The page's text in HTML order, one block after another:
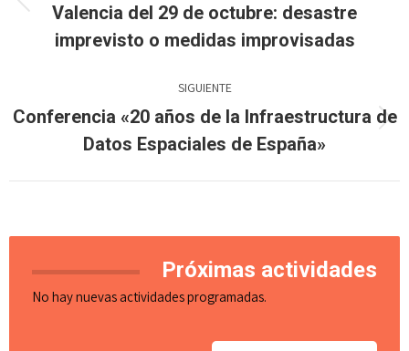
publicacionesPublicación
anterior:
Valencia del 29 de octubre: desastre
imprevisto o medidas improvisadas
SIGUIENTE
Publicación
siguiente:
Conferencia «20 años de la Infraestructura de
Datos Espaciales de España»
Próximas actividades
No hay nuevas actividades programadas.